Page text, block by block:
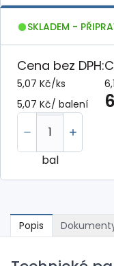
SKLADEM -
Cena bez DPH:
5,07 Kč/ks
5,07 Kč/ balení
bal
Popis